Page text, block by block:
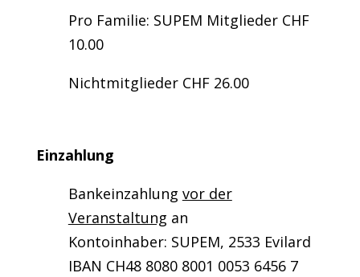
Pro Familie: SUPEM Mitglieder CHF
10.00
Nichtmitglieder CHF 26.00
Einzahlung
Bankeinzahlung vor der
Veranstaltung an
Kontoinhaber: SUPEM, 2533 Evilard
IBAN CH48 8080 8001 0053 6456 7